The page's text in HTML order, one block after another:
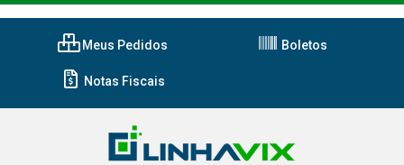
Meus Pedidos Boletos
Notas Fiscais